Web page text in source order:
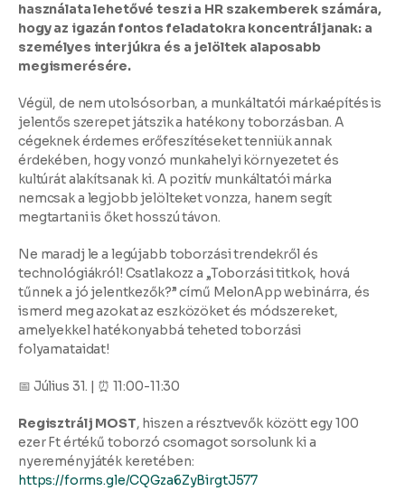
használata lehetővé teszi a HR szakemberek számára,
hogy az igazán fontos feladatokra koncentráljanak: a
személyes interjúkra és a jelöltek alaposabb
megismerésére.
Végül, de nem utolsósorban, a munkáltatói márkaépítés is
jelentős szerepet játszik a hatékony toborzásban. A
cégeknek érdemes erőfeszítéseket tenniük annak
érdekében, hogy vonzó munkahelyi környezetet és
kultúrát alakítsanak ki. A pozitív munkáltatói márka
nemcsak a legjobb jelölteket vonzza, hanem segít
megtartani is őket hosszú távon.
Ne maradj le a legújabb toborzási trendekről és
technológiákról! Csatlakozz a „Toborzási titkok, hová
tűnnek a jó jelentkezők?”című MelonApp webinárra, és
ismerd meg azokat az eszközöket és módszereket,
amelyekkel hatékonyabbá teheted toborzási
folyamataidat!
📅 Július 31. | ⏰ 11:00-11:30
Regisztrálj MOST, hiszen a résztvevők között egy 100
ezer Ft értékű toborzó csomagot sorsolunk ki a
nyereményjáték keretében:
https://forms.gle/CQGza6ZyBirgtJ577